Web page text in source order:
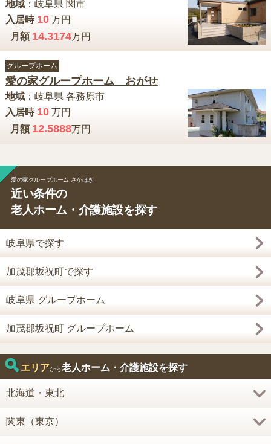
地域： 岐阜県 関市
入居時 10万円
月額 14.3174万円
グループホーム
愛の家グループホーム おがせ
地域： 岐阜県 各務原市
入居時 10万円
月額 12.5888万円
愛の家グループホーム さかほぎ
近い条件の
老人ホーム・介護施設を探す
岐阜県で探す
加茂郡坂祝町で探す
岐阜県 グループホーム
加茂郡坂祝町 グループホーム
エリアから老人ホーム・介護施設を探す
北海道・東北
関東（東京）